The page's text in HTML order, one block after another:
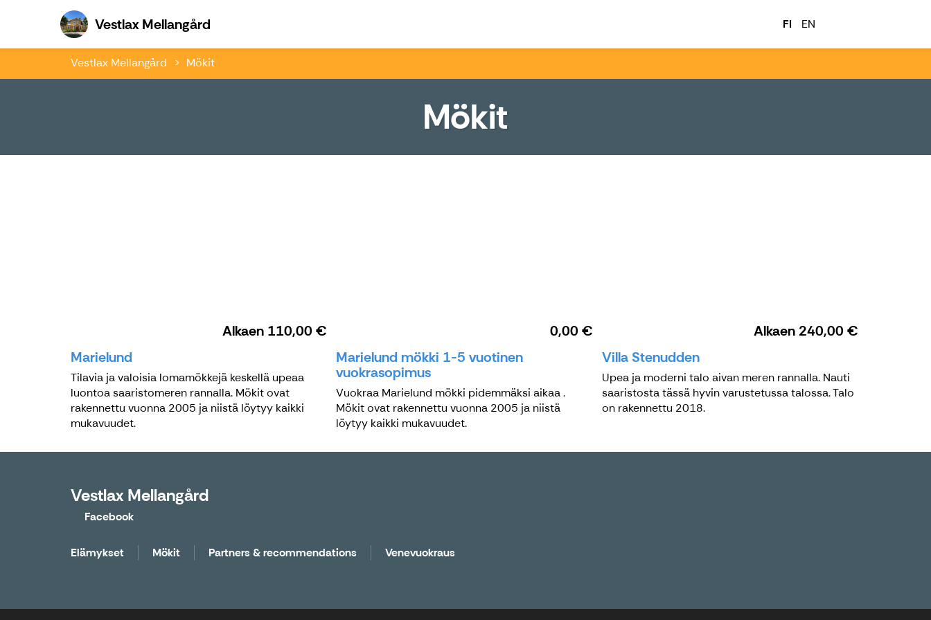
Vestlax Mellangård FI EN
Vestlax Mellangård Mökit
Mökit
Alkaen 110,00 €
Marielund
Tilavia ja valoisia lomamökkejä keskellä upeaa
luontoa saaristomeren rannalla. Mökit ovat
rakennettu vuonna 2005 ja niistä löytyy kaikki
mukavuudet.
0,00 €
Marielund mökki 1-5 vuotinen
vuokrasopimus
Vuokraa Marielund mökki pidemmäksi aikaa .
Mökit ovat rakennettu vuonna 2005 ja niistä
löytyy kaikki mukavuudet.
Alkaen 240,00 €
Villa Stenudden
Upea ja moderni talo aivan meren rannalla. Nauti
saaristosta tässä hyvin varustetussa talossa. Talo
on rakennettu 2018.
Vestlax Mellangård
Facebook
Elämykset Mökit Partners & recommendations Venevuokraus